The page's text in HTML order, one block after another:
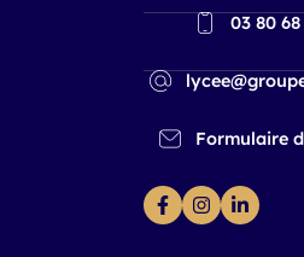
03 80
Formulaire